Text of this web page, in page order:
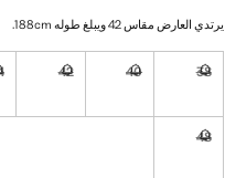
يرتدي العارض مقاس 42 ويبلغ طوله 188cm.
38
40
42
48